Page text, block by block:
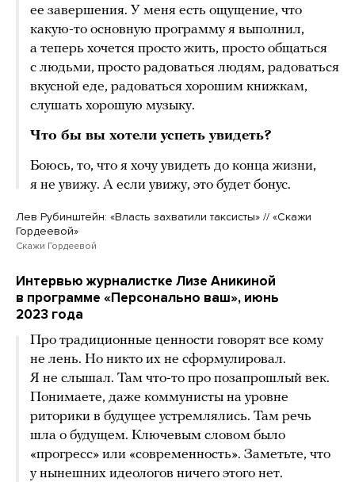
ее завершения. У меня есть ощущение, что
какую-то основную программу я выполнил,
а теперь хочется просто жить, просто общаться
с людьми, просто радоваться людям, радоваться
вкусной еде, радоваться хорошим книжкам,
слушать хорошую музыку.
Что бы вы хотели успеть увидеть?
Боюсь, то, что я хочу увидеть до конца жизни,
я не увижу. А если увижу, это будет бонус.
Лев Рубинштейн: «Власть захватили таксисты» // «Скажи
Гордеевой»
Скажи Гордеевой
Интервью журналистке Лизе Аникиной
в программе «Персонально ваш», июнь
2023 года
Про традиционные ценности говорят все кому
не лень. Но никто их не сформулировал.
Я не слышал. Там что-то про позапрошлый век.
Понимаете, даже коммунисты на уровне
риторики в будущее устремлялись. Там речь
шла о будущем. Ключевым словом было
«прогресс» или «современность». Заметьте, что
у нынешних идеологов ничего этого нет.